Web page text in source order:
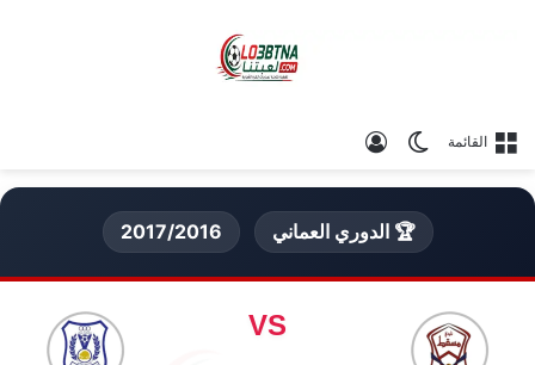
القائمة الوضع المظلم
🏆 الدوري العماني 2017/2016
VS